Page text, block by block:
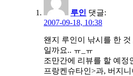
루인 댓글:
2007-09-18, 10:38
왠지 루인이 낚시를 한
일까요.. ㅠ_ㅠ
조만간에 리뷰를 할 예정
프랑켄슈타인>과, 버지